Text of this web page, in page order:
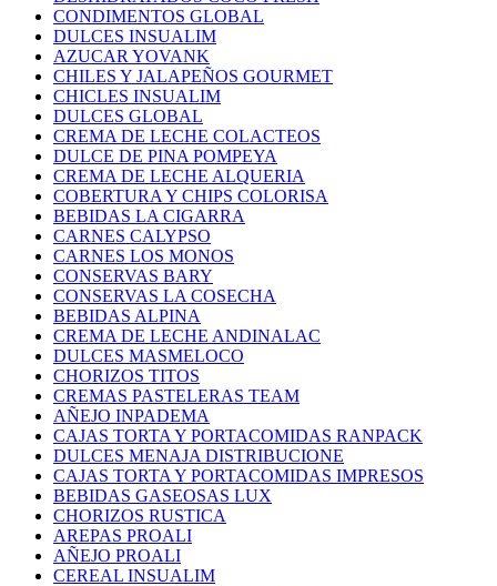
CONDIMENTOS GLOBAL
DULCES INSUALIM
AZUCAR YOVANK
CHILES Y JALAPEÑOS GOURMET
CHICLES INSUALIM
DULCES GLOBAL
CREMA DE LECHE COLACTEOS
DULCE DE PINA POMPEYA
CREMA DE LECHE ALQUERIA
COBERTURA Y CHIPS COLORISA
BEBIDAS LA CIGARRA
CARNES CALYPSO
CARNES LOS MONOS
CONSERVAS BARY
CONSERVAS LA COSECHA
BEBIDAS ALPINA
CREMA DE LECHE ANDINALAC
DULCES MASMELOCO
CHORIZOS TITOS
CREMAS PASTELERAS TEAM
AÑEJO INPADEMA
CAJAS TORTA Y PORTACOMIDAS RANPACK
DULCES MENAJA DISTRIBUCIONE
CAJAS TORTA Y PORTACOMIDAS IMPRESOS
BEBIDAS GASEOSAS LUX
CHORIZOS RUSTICA
AREPAS PROALI
AÑEJO PROALI
CEREAL INSUALIM